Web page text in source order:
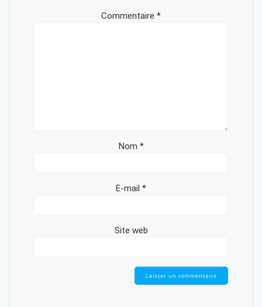
Commentaire *
Nom *
E-mail *
Site web